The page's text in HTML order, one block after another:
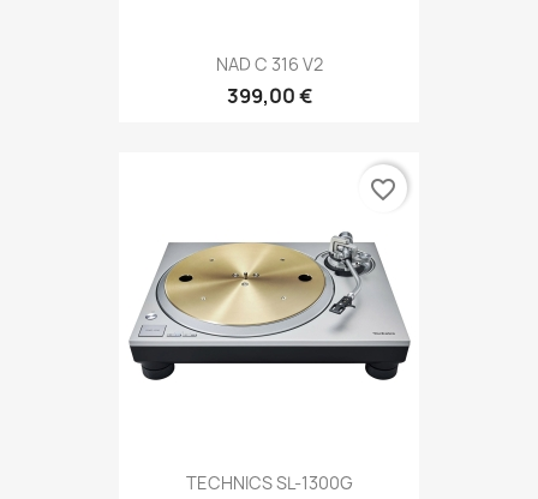
NAD C 316 V2
399,00 €
TECHNICS SL-1300G
favorite_border